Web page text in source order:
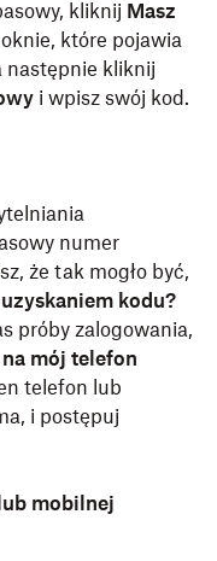
kliknij Masz
które pojawia
następnie kliknij
i wpisz swój kod.
numer
że tak mogło być,
kodu?
próby zalogowania,
mój telefon
telefon lub
i postępuj
mobilnej